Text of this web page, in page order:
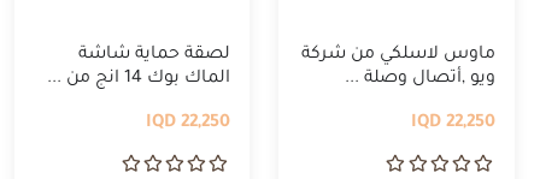
ماوس لاسلكي من شركة
ويو ,أتصال وصلة ...
22,250 IQD
لصقة حماية شاشة
الماك بوك 14 انج من ...
22,250 IQD